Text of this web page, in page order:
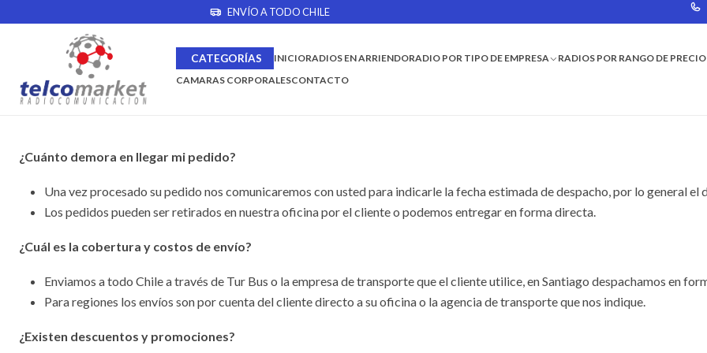
CATEGORÍAS INICIORADIOS EN ARRIENDORADIO POR TIPO DE EMPRESA
RADIOS POR RANGO DE PRECIO
CAMARAS CORPORALESCONTACTO
ENVÍO A TODO CHILE
Preguntas Frecuentes
¿Cuánto demora en llegar mi pedido?
Una vez procesado su pedido nos comunicaremos con usted para indicarle la fecha estimada de despacho, por lo general el
Los pedidos pueden ser retirados en nuestra oficina por el cliente o podemos entregar en forma directa.
¿Cuál es la cobertura y costos de envío?
Enviamos a todo Chile a través de Tur Bus o la empresa de transporte que el cliente utilice, en Santiago despachamos en
Para regiones los envíos son por cuenta del cliente directo a su oficina o la agencia de transporte que nos indique.
¿Existen descuentos y promociones?